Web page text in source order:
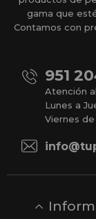
gama que
Contamos con
951
Atención
Lunes a
Viernes de